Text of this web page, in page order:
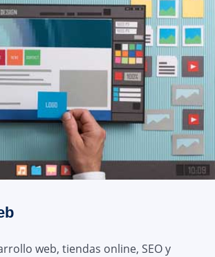
web, tiendas online, SEO y